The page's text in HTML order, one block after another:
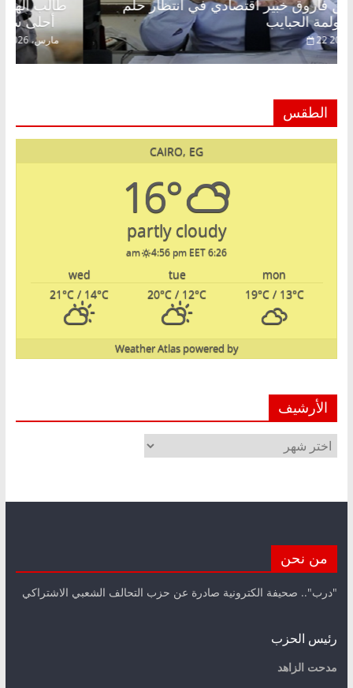
عبدالخالق فاروق خبير اقتصادي في انتظار حلم
الحرية ولمة الحبايب
22 فبراير، 2026
الطقس
CAIRO, EG
16°
partly cloudy
6:26 am
4:56 pm EET
mon
tue
wed
19°C/ 13°C
20°C / 12°C
21°C / 14°C
powered by
Weather Atlas
الأرشيف
الأرشيف
من نحن
"درب".. صحيفة الكترونية صادرة عن حزب التحالف الشعبي الاشتراكي
رئيس الحزب
مدحت الزاهد